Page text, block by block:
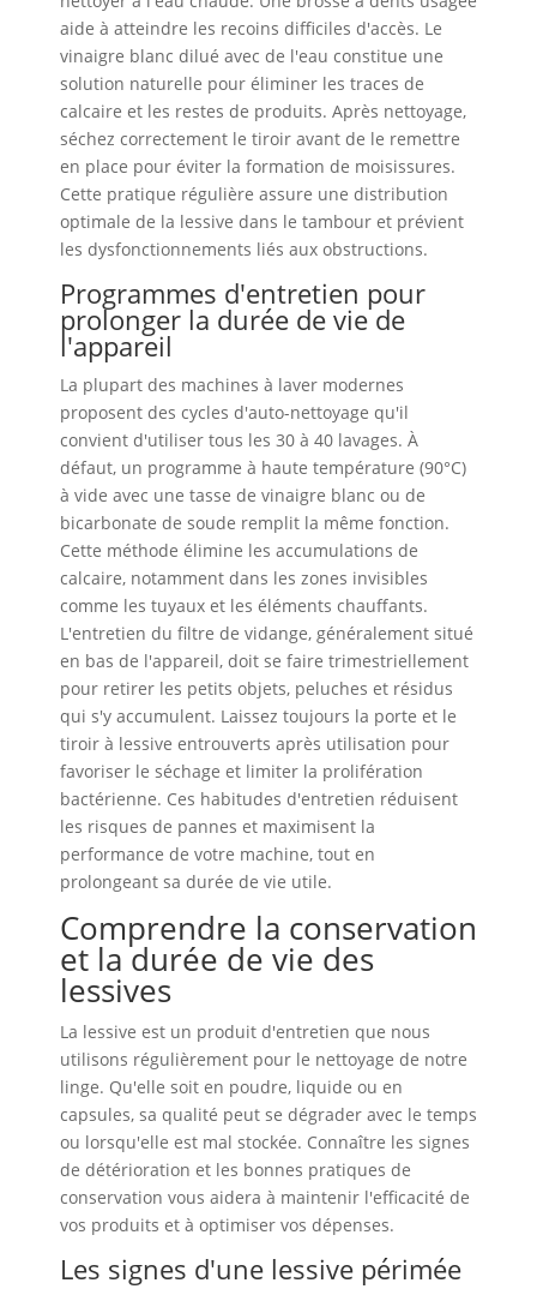
aide à atteindre les recoins difficiles d'accès. Le
vinaigre blanc dilué avec de l'eau constitue une
solution naturelle pour éliminer les traces de
calcaire et les restes de produits. Après nettoyage,
séchez correctement le tiroir avant de le remettre
en place pour éviter la formation de moisissures.
Cette pratique régulière assure une distribution
optimale de la lessive dans le tambour et prévient
les dysfonctionnements liés aux obstructions.
Programmes d'entretien pour
prolonger la durée de vie de
l'appareil
La plupart des machines à laver modernes
proposent des cycles d'auto-nettoyage qu'il
convient d'utiliser tous les 30 à 40 lavages. À
défaut, un programme à haute température (90°C)
à vide avec une tasse de vinaigre blanc ou de
bicarbonate de soude remplit la même fonction.
Cette méthode élimine les accumulations de
calcaire, notamment dans les zones invisibles
comme les tuyaux et les éléments chauffants.
L'entretien du filtre de vidange, généralement situé
en bas de l'appareil, doit se faire trimestriellement
pour retirer les petits objets, peluches et résidus
qui s'y accumulent. Laissez toujours la porte et le
tiroir à lessive entrouverts après utilisation pour
favoriser le séchage et limiter la prolifération
bactérienne. Ces habitudes d'entretien réduisent
les risques de pannes et maximisent la
performance de votre machine, tout en
prolongeant sa durée de vie utile.
Comprendre la conservation
et la durée de vie des
lessives
La lessive est un produit d'entretien que nous
utilisons régulièrement pour le nettoyage de notre
linge. Qu'elle soit en poudre, liquide ou en
capsules, sa qualité peut se dégrader avec le temps
ou lorsqu'elle est mal stockée. Connaître les signes
de détérioration et les bonnes pratiques de
conservation vous aidera à maintenir l'efficacité de
vos produits et à optimiser vos dépenses.
Les signes d'une lessive périmée